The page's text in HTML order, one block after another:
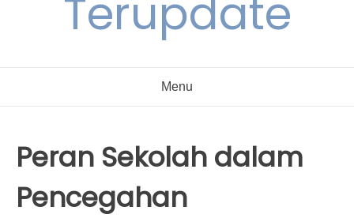
Terupdate
Menu
Peran Sekolah dalam
Pencegahan